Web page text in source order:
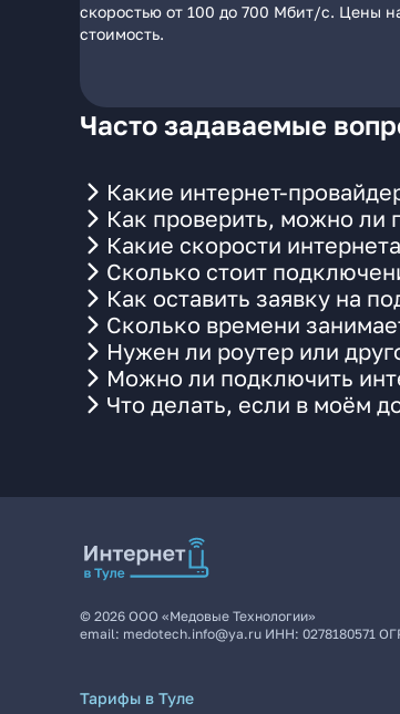
скоростью от 100 до 700 Мбит/с. Цены
стоимость.
Часто задаваемые
Какие интернет-
Как проверить, можно ли
Какие скорости
Сколько стоит
Как оставить заявку на
Сколько времени
Нужен ли роутер или
Можно ли подключить
Что делать, если в моём
© 2026 ООО «Медовые Технологии»
email: medotech.info@ya.ru ИНН: 0278180571
Тарифы в Туле